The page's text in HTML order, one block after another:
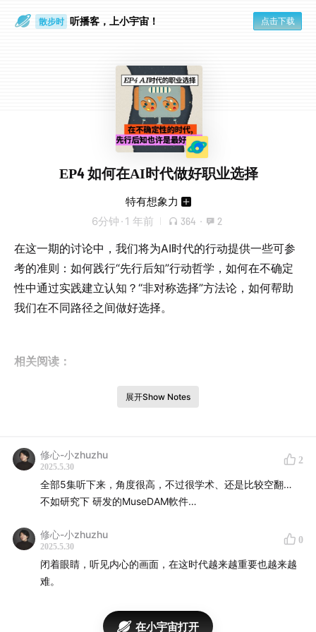
散步时 听播客，上小宇宙！ 点击下载
EP4 如何在AI时代做好职业选择
特有想象力
6分钟 · 1 年前 364 · 2
在这一期的讨论中，我们将为AI时代的行动提供一些可参
考的准则：如何践行“先行后知”行动哲学，如何在不确定
性中通过实践建立认知？“非对称选择”方法论，如何帮助
我们在不同路径之间做好选择。
相关阅读：
五个非对称选择，从一张76年的乔布斯照片开始
关于工作和选择的一些想法
mp.weixin.qq.com
入群交流&订阅动态：
进入听友群可加微信，备注“听友群”： zywalks
展开Show Notes
修心-小zhuzhu
2025.5.30
2
全部5集听下来，角度很高，不过很学术、还是比较空翻…
不如研究下 研发的MuseDAM軟件…
修心-小zhuzhu
2025.5.30
0
闭着眼睛，听见内心的画面，在这时代越来越重要也越来越
难。
在小宇宙打开